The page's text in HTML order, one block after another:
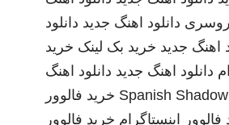
دانلود اهنگ جدید دانلود
اهنگ جدید خرید بک لینک خرید
دانلود اهنگ جدید دانلود اهنگ
Spanish خرید فالوور
فالوور اینستاگرام خرید فالوور